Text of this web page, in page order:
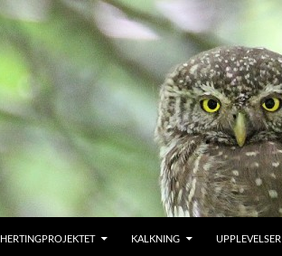
HERTINGPROJEKTET KALKNING UPPLEVELSER